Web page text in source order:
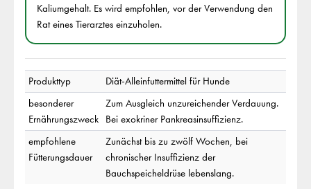
Kaliumgehalt. Es wird empfohlen, vor der Verwendung den
Rat eines Tierarztes einzuholen.
Produkttyp
Diät-Alleinfuttermittel für Hunde
besonderer
Ernährungszweck
Zum Ausgleich unzureichender Verdauung.
Bei exokriner Pankreasinsuffizienz.
empfohlene
Fütterungsdauer
Zunächst bis zu zwölf Wochen, bei
chronischer Insuffizienz der
Bauchspeicheldrüse lebenslang.